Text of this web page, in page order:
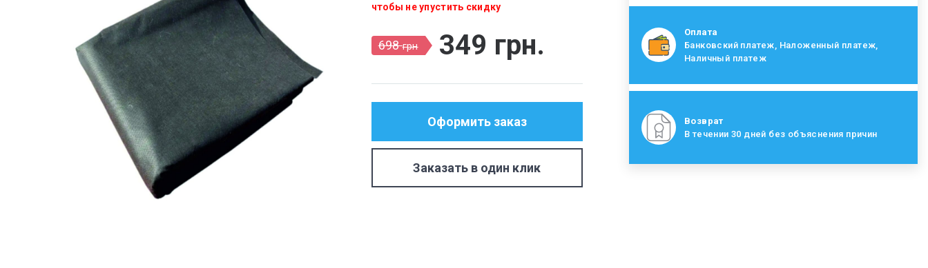
чтобы не упустить скидку
698грн 349 грн.
Оформить заказ
Заказать в один клик
Оплата
Банковский платеж, Наложенный платеж,
Наличный платеж
Возврат
В течении 30 дней без объяснения причин